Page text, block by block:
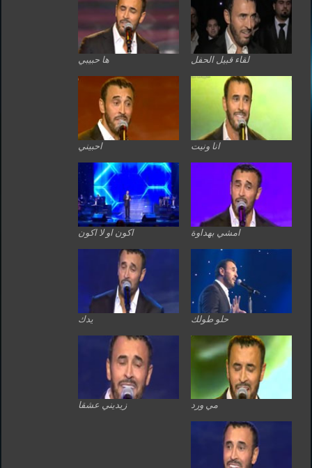
لقاء قبيل الحفل ها حبيبي
انا ونيت احبيني
امشي بهداوة اكون او لا اكون
حلو طولك يدك
مي ورد زيديني عشقا